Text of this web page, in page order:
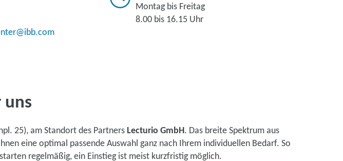
Montag bis Freitag
8.00 bis 16.15 Uhr
uns
25), am Standort des Partners Lecturio GmbH. Das breite Spektrum aus
eine optimal passende Auswahl ganz nach Ihrem individuellen Bedarf. So
regelmäßig, ein Einstieg ist meist kurzfristig möglich.